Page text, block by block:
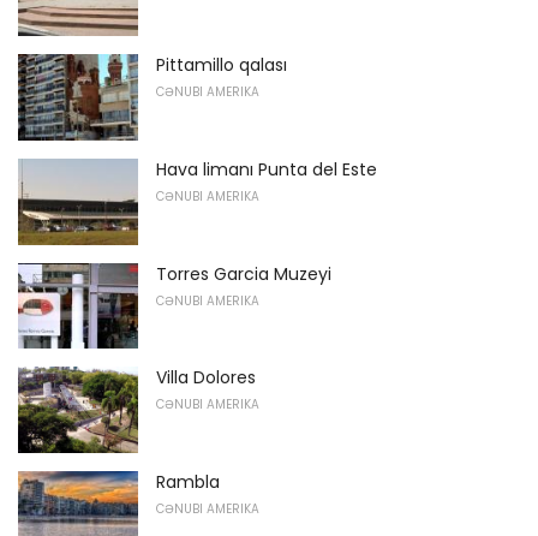
Pittamillo qalası
CƏNUBI AMERIKA
Hava limanı Punta del Este
CƏNUBI AMERIKA
Torres Garcia Muzeyi
CƏNUBI AMERIKA
Villa Dolores
CƏNUBI AMERIKA
Rambla
CƏNUBI AMERIKA